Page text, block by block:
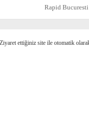
Rapid Bucuresti
ettiğiniz site ile otomatik